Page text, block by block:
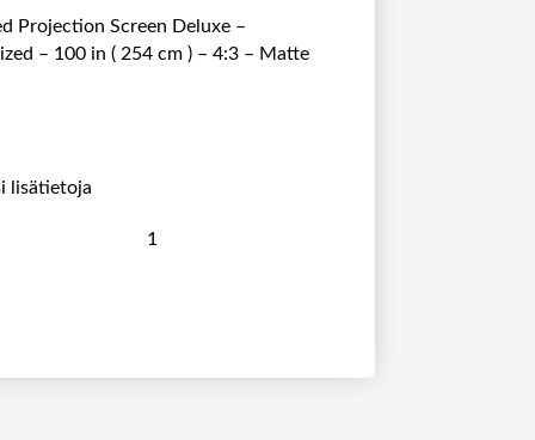
Projection Screen Deluxe –
– 100 in ( 254 cm ) – 4:3 – Matte
lisätietoja
O